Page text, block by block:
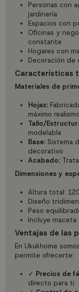
Personas con
jardinería
Espacios con
Oficinas y
constante
Hogares con
Decoración de
Características
Materiales de
Hojas:
máximo realismo
Tallo/
modelable
Base: Sistema
decorativo
Acabado:
Dimensiones y
Altura total:
Diseño
Peso
Incluye
Ventajas de las
En Ukukhome
permite ofrecerte:
✓ Precios de
directo para ti